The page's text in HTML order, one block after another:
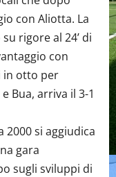
con Aliotta. La
rigore al 24’ di
con
in otto per
Bua, arriva il 3-1
2000 si aggiudica
gara
sugli sviluppi di